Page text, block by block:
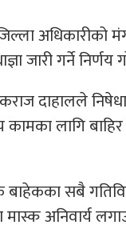
जारी गर्ने निर्णय
दाहालले
लागि
सबै
अनिवार्य